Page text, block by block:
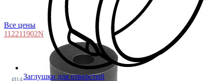
Заглушки для отверстий
Все цены
112211902N
Ø14